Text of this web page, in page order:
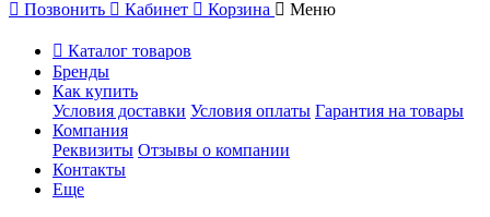
Позвонить
Кабинет Корзина Меню
Каталог товаров
Бренды
Как купить
Условия доставки Условия оплаты Гарантия на товары
Компания
Реквизиты Отзывы о компании
Контакты
Еще